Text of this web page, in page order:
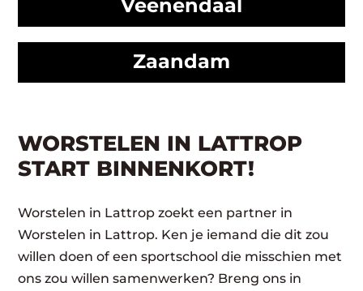
Veenendaal
Zaandam
WORSTELEN IN LATTROP
START BINNENKORT!
Worstelen in Lattrop zoekt een partner in
Worstelen in Lattrop. Ken je iemand die dit zou
willen doen of een sportschool die misschien met
ons zou willen samenwerken? Breng ons in